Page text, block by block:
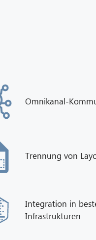
Omnikanal-
Trennung von
Integration in
Infrastrukturen